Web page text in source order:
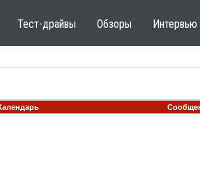
Тест-драйвы Обзоры Интервью